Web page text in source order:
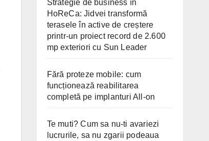
Strategie de business în
HoReCa: Jidvei transformă
terasele în active de creștere
printr-un proiect record de 2.600
mp exteriori cu Sun Leader
Fără proteze mobile: cum
funcționează reabilitarea
completă pe implanturi All-on
Te muti? Cum sa nu-ti avariezi
lucrurile, sa nu zgarii podeaua